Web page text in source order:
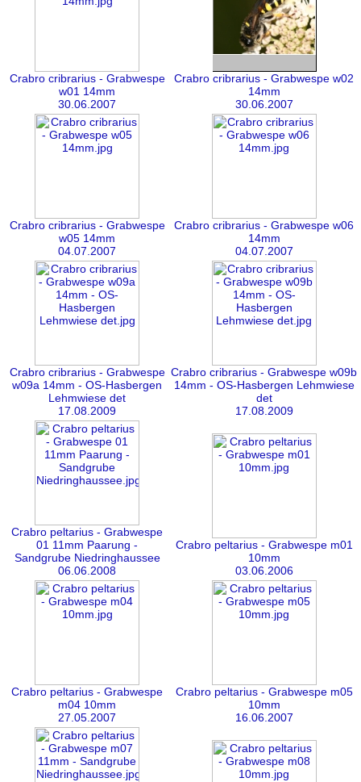
Crabro cribrarius - Grabwespe
w01 14mm
30.06.2007
Crabro cribrarius - Grabwespe w02
14mm
30.06.2007
Crabro cribrarius - Grabwespe
w05 14mm
04.07.2007
Crabro cribrarius - Grabwespe w06
14mm
04.07.2007
Crabro cribrarius - Grabwespe
w09a 14mm - OS-Hasbergen
Lehmwiese det
17.08.2009
Crabro cribrarius - Grabwespe w09b
14mm - OS-Hasbergen Lehmwiese
det
17.08.2009
Crabro peltarius - Grabwespe
01 11mm Paarung -
Sandgrube Niedringhaussee
06.06.2008
Crabro peltarius - Grabwespe m01
10mm
03.06.2006
Crabro peltarius - Grabwespe
m04 10mm
27.05.2007
Crabro peltarius - Grabwespe m05
10mm
16.06.2007